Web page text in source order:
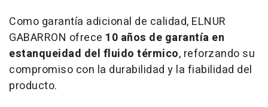
Como garantía adicional de calidad, ELNUR
GABARRON ofrece 10 años de garantía en
estanqueidad del fluido térmico, reforzando su
compromiso con la durabilidad y la fiabilidad del
producto.